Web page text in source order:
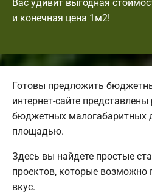
Вас удивит выгодная
и конечная цена 1м2!
Готовы предложить
интернет-сайте
бюджетных малогабаритных
площадью.
Здесь вы найдете простые
проектов, которые возможно
вкус.